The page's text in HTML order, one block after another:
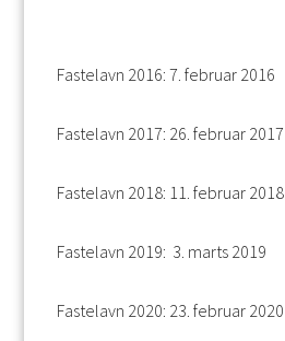
Fastelavn 2016: 7. februar 2016
Fastelavn 2017: 26. februar 2017
Fastelavn 2018: 11. februar 2018
Fastelavn 2019: 3. marts 2019
Fastelavn 2020: 23. februar 2020